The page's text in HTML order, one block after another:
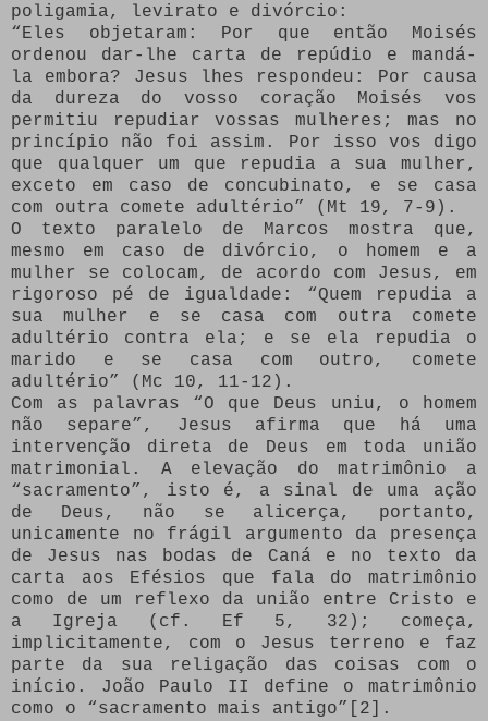
poligamia, levirato e divórcio:
“Eles objetaram: Por que então Moisés
ordenou dar-lhe carta de repúdio e mandá-
la embora? Jesus lhes respondeu: Por causa
da dureza do vosso coração Moisés vos
permitiu repudiar vossas mulheres; mas no
princípio não foi assim. Por isso vos digo
que qualquer um que repudia a sua mulher,
exceto em caso de concubinato, e se casa
com outra comete adultério” (Mt 19, 7-9).
O texto paralelo de Marcos mostra que,
mesmo em caso de divórcio, o homem e a
mulher se colocam, de acordo com Jesus, em
rigoroso pé de igualdade: “Quem repudia a
sua mulher e se casa com outra comete
adultério contra ela; e se ela repudia o
marido e se casa com outro, comete
adultério” (Mc 10, 11-12).
Com as palavras “O que Deus uniu, o homem
não separe”, Jesus afirma que há uma
intervenção direta de Deus em toda união
matrimonial. A elevação do matrimônio a
“sacramento”, isto é, a sinal de uma ação
de Deus, não se alicerça, portanto,
unicamente no frágil argumento da presença
de Jesus nas bodas de Caná e no texto da
carta aos Efésios que fala do matrimônio
como de um reflexo da união entre Cristo e
a Igreja (cf. Ef 5, 32); começa,
implicitamente, com o Jesus terreno e faz
parte da sua religação das coisas com o
início. João Paulo II define o matrimônio
como o “sacramento mais antigo”[2].